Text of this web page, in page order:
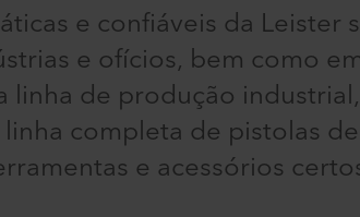
e confiáveis da
e ofícios, bem como
linha de produção
completa de pistolas
e acessórios